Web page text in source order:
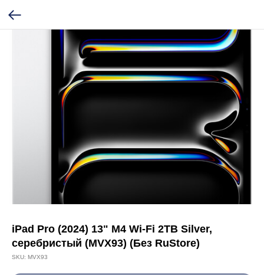
iPad Pro (2024) 13" M4 Wi-Fi 2TB Silver,
серебристый (MVX93) (Без RuStore)
SKU: MVX93